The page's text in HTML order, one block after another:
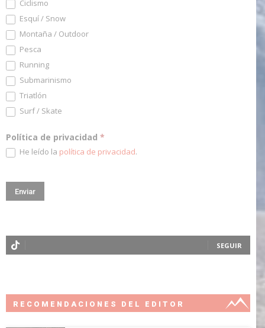
Ciclismo
Esquí / Snow
Montaña / Outdoor
Pesca
Running
Submarinismo
Triatlón
Surf / Skate
Política de privacidad *
He leído la política de privacidad.
SEGUIR
RECOMENDACIONES DEL EDITOR